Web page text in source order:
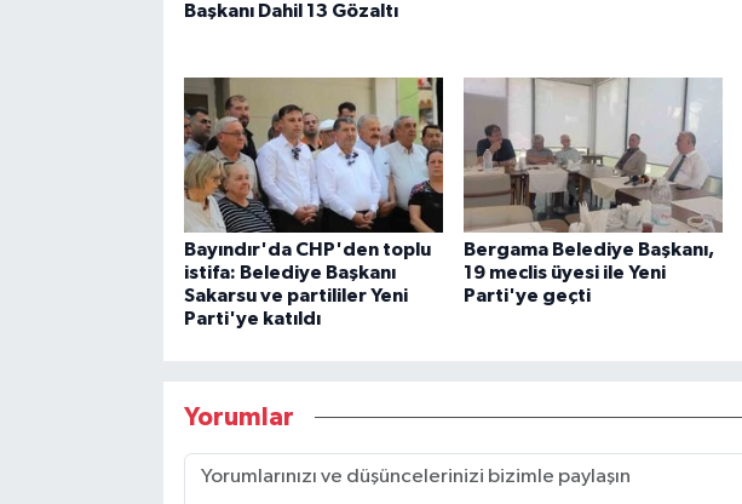
Başkanı Dahil 13 Gözaltı
Bayındır'da CHP'den toplu
istifa: Belediye Başkanı
Sakarsu ve partililer Yeni
Parti'ye katıldı
Bergama Belediye Başkanı,
19 meclis üyesi ile Yeni
Parti'ye geçti
Yorumlar